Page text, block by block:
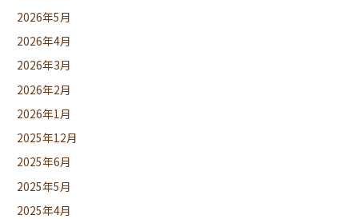
2026年5月
2026年4月
2026年3月
2026年2月
2026年1月
2025年12月
2025年6月
2025年5月
2025年4月